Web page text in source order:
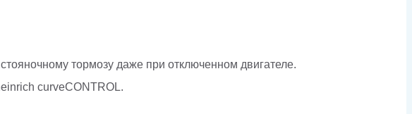
тормозу даже при отключенном двигателе.
curveCONTROL.